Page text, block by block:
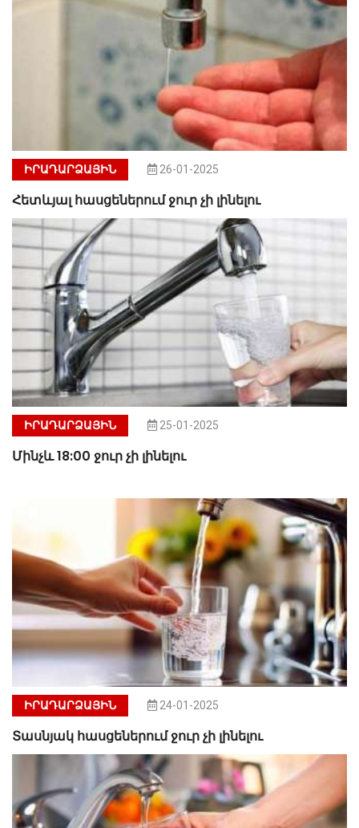
ԻՐԱԴԱՐՁԱՅԻՆ 26-01-2025
Հետևյալ հասցեներում ջուր չի լինելու
ԻՐԱԴԱՐՁԱՅԻՆ 25-01-2025
Մինչև 18:00 ջուր չի լինելու
ԻՐԱԴԱՐՁԱՅԻՆ 24-01-2025
Տասնյակ հասցեներում ջուր չի լինելու